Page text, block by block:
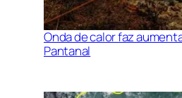
Onda de calor faz
Pantanal